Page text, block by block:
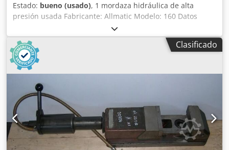
Estado: bueno (usado), 1 mordaza hidráulica de alta
presión usada Fabricante: Allmatic Modelo: 160 Datos
técnicos: Ancho de mordazas: 160 mm Rango de sujeción I:
0 mm – 152 mm Rango de sujeción II: 147 mm – 302 mm
Fuerza de apriete: 60 kN Chedpsw Sdxgefx Acysa Peso: 60
kg Altura del cuerpo base: 137 mm Altura de mordazas: 50
mm Altura de apoyo: −0,0585 mm L4: 613 mm – 915 mm
Disponibles 2 unidades
Clasificado